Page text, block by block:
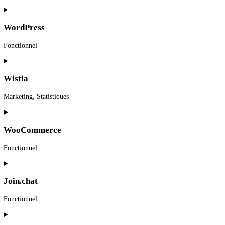
6. Cookies placés
Wordfence
to
wordfence
Fonctionnel
to
service
Wistia
Marketing, Statistiques
Consent
service
WooCommerce